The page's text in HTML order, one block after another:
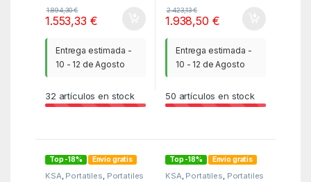
1.894,30€
1.553,33 €
Entrega estimada -
10 - 12 de Agosto
32 artículos en stock
2.423,13€
1.938,50 €
Entrega estimada -
10 - 12 de Agosto
50 artículos en stock
Top -18% Envío gratis
KSA, Portatiles, Portatiles
Top -18% Envío gratis
KSA, Portatiles, Portatiles